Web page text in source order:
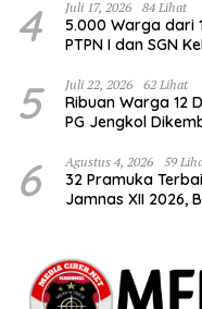
4 Juli 17, 2026 84 Lihat
5.000 Warga dari
PTPN I dan SGN
5 Juli 22, 2026 62 Lihat
Ribuan Warga 12
PG Jengkol
6 Agustus 4, 2026 59
32 Pramuka
Jamnas XII 2026,